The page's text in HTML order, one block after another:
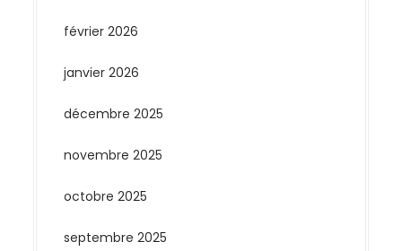
février 2026
janvier 2026
décembre 2025
novembre 2025
octobre 2025
septembre 2025